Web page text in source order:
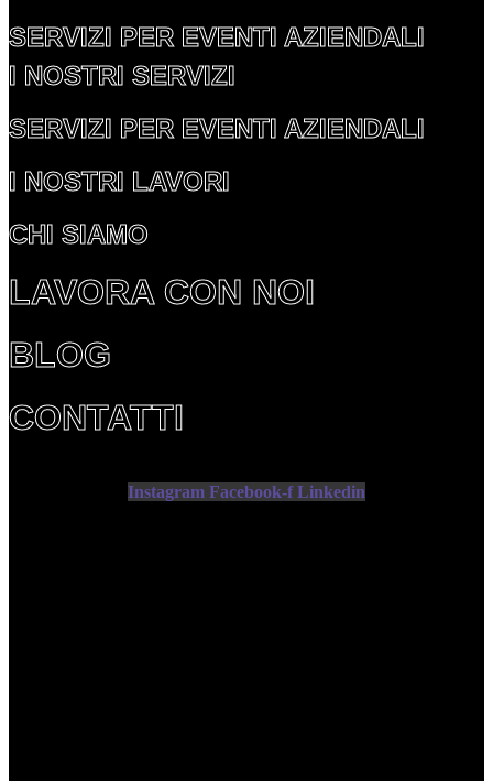
SERVIZI PER EVENTI AZIENDALI
I NOSTRI SERVIZI
SERVIZI PER EVENTI AZIENDALI
I NOSTRI LAVORI
CHI SIAMO
LAVORA CON NOI
BLOG
CONTATTI
Instagram Facebook-f Linkedin